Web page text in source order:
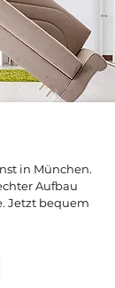
in München.
Aufbau
Jetzt bequem